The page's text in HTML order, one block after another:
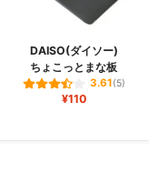
DAISO(ダイソー)
ちょこっとまな板
3.61(5)
¥110